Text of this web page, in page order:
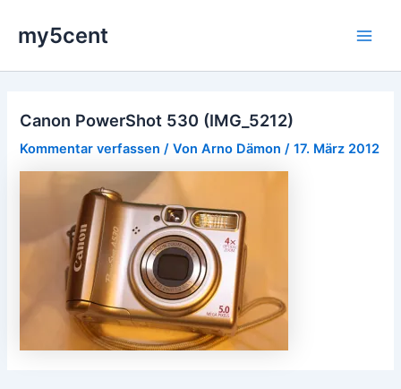
Inhalt
springen
my5cent
Canon PowerShot 530 (IMG_5212)
Kommentar verfassen / VonArno Dämon/17. März 2012